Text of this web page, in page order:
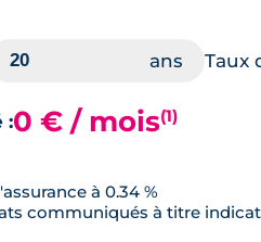
Taux
:0 € / mois(1)
à 0.34 %
communiqués à titre